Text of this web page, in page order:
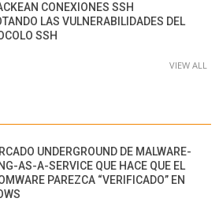
CONEXIONES SSH
LAS VULNERABILIDADES DEL
SSH
VIEW ALL
UNDERGROUND DE MALWARE-
AS-A-SERVICE QUE HACE QUE EL
PAREZCA “VERIFICADO” EN